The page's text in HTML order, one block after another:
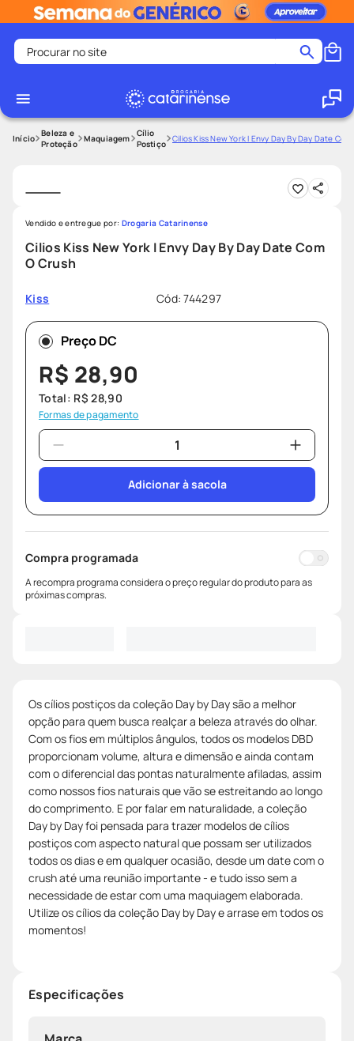
Procurar no site
1
2 º
medley
7º
protetor solar
10
º teste gravidez
Beleza e
Proteção Maquiagem
Cílio
Postiço Cilios Kiss New York I Envy Day By Day Date
Cilios Kiss New York I Envy Day By Day Date Com
O Crush
Kiss Cód:744297
Vendido e entregue por: Drogaria Catarinense
Preço DC
R$ 28,90
Total: R$ 28,90
Formas de pagamento
Adicionar à sacola
Compra programada
A recompra programa considera o preço regular do produto para as
próximas compras.
Os cílios postiços da coleção Day by Day são a melhor
opção para quem busca realçar a beleza através do olhar.
Com os fios em múltiplos ângulos, todos os modelos DBD
proporcionam volume, altura e dimensão e ainda contam
com o diferencial das pontas naturalmente afiladas, assim
como nossos fios naturais que vão se estreitando ao longo
do comprimento. E por falar em naturalidade, a coleção
Day by Day foi pensada para trazer modelos de cílios
postiços com aspecto natural que possam ser utilizados
todos os dias e em qualquer ocasião, desde um date com o
crush até uma reunião importante - e tudo isso sem a
necessidade de estar com uma maquiagem elaborada.
Utilize os cílios da coleção Day by Day e arrase em todos os
momentos!
Especificações